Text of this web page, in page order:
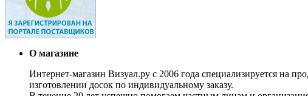
О магазине
Интернет-магазин Визуал.ру с 2006 года специализируется на
изготовлении досок по индивидуальному заказу.